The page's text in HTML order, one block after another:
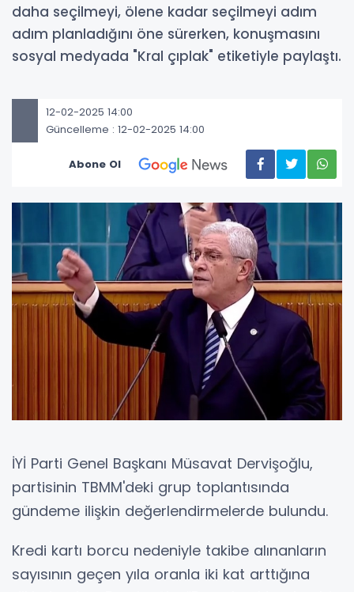
daha seçilmeyi, ölene kadar seçilmeyi adım
adım planladığını öne sürerken, konuşmasını
sosyal medyada "Kral çıplak" etiketiyle paylaştı.
12-02-2025 14:00
Güncelleme : 12-02-2025 14:00
Abone Ol
İYİ Parti Genel Başkanı Müsavat Dervişoğlu,
partisinin TBMM'deki grup toplantısında
gündeme ilişkin değerlendirmelerde bulundu.
Kredi kartı borcu nedeniyle takibe alınanların
sayısının geçen yıla oranla iki kat arttığına